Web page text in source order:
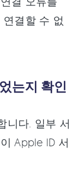
결할 수 없
는지 확인
니다. 일부 서
Apple ID 서